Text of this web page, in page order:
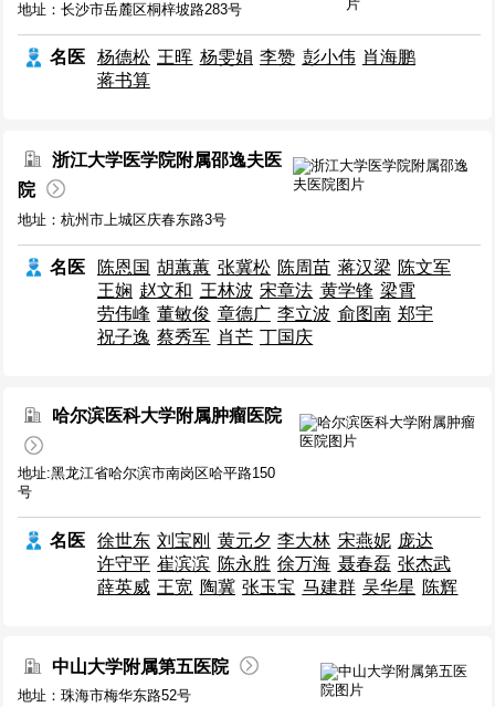
地址：长沙市岳麓区桐梓坡路283号
名医 杨德松 王晖 杨雯娟 李赞 彭小伟 肖海鹏
蒋书算
浙江大学医学院附属邵逸夫医
院
地址：杭州市上城区庆春东路3号
名医 陈恩国 胡蕙蕙 张冀松 陈周苗 蒋汉梁 陈文军
王娴 赵文和 王林波 宋章法 黄学锋 梁霄
劳伟峰 董敏俊 章德广 李立波 俞图南 郑宇
祝子逸 蔡秀军 肖芒 丁国庆
哈尔滨医科大学附属肿瘤医院
地址:黑龙江省哈尔滨市南岗区哈平路150
号
名医 徐世东 刘宝刚 黄元夕 李大林 宋燕妮 庞达
许守平 崔滨滨 陈永胜 徐万海 聂春磊 张杰武
薛英威 王宽 陶冀 张玉宝 马建群 吴华星 陈辉
中山大学附属第五医院
地址：珠海市梅华东路52号